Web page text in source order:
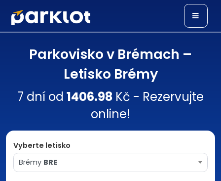
Parkovisko v Brémach –
Letisko Brémy
7 dní od 1406.98 Kč - Rezervujte
online!
Vyberte letisko
Brémy BRE